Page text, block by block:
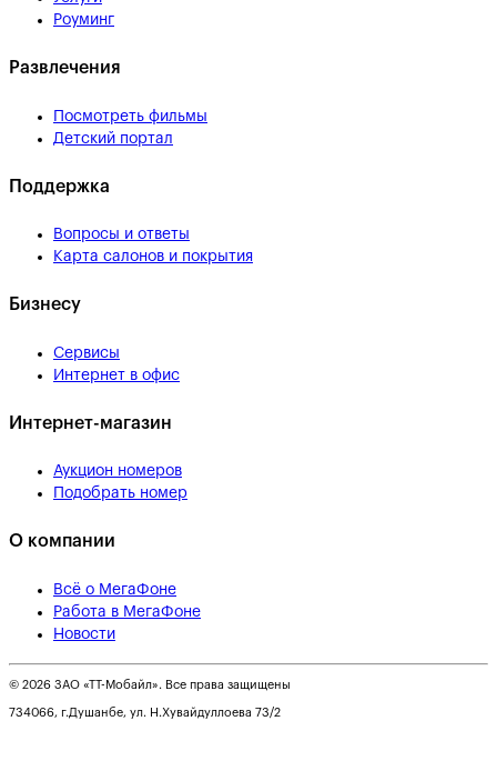
Роуминг
Развлечения
Посмотреть фильмы
Детский портал
Поддержка
Вопросы и ответы
Карта салонов и покрытия
Бизнесу
Сервисы
Интернет в офис
Интернет-магазин
Аукцион номеров
Подобрать номер
О компании
Всё о МегаФоне
Работа в МегаФоне
Новости
© 2026 ЗАО «ТТ-Мобайл». Все права защищены
734066, г.Душанбе, ул. Н.Хувайдуллоева 73/2